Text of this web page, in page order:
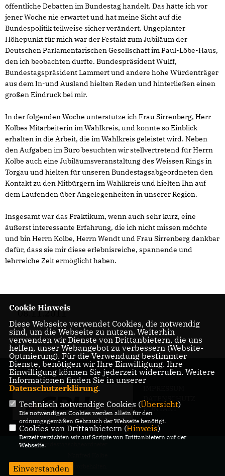
öffentliche Debatten im Bundestag handelt. Das hätte ich vor
jener Woche nie erwartet und hat meine Sicht auf die
Bundespolitik teilweise sicher verändert. Ungeplanter
Höhepunkt für mich war der Festakt zum Jubiläum der
Deutschen Parlamentarischen Gesellschaft im Paul-Löbe-Haus,
den ich beobachten durfte. Bundespräsident Wulff,
Bundestagspräsident Lammert und andere hohe Würdenträger
aus dem In-und Ausland hielten Reden und hinterließen einen
großen Eindruck bei mir.
In der folgenden Woche unterstütze ich Frau Sirrenberg, Herr
Kolbes Mitarbeiterin im Wahlkreis, und konnte so Einblick
erhalten in die Arbeit, die im Wahlkreis geleistet wird. Neben
den Aufgaben im Büro besuchten wir stellvertretend für Herrn
Kolbe auch eine Jubiläumsveranstaltung des Weissen Rings in
Torgau und hielten für unseren Bundestagsabgeordneten den
Kontakt zu den Mitbürgern im Wahlkreis und hielten Ihn auf
dem Laufenden über Angelegenheiten in unserer Region.
Insgesamt war das Praktikum, wenn auch sehr kurz, eine
äußerst interessante Erfahrung, die ich nicht missen möchte
und bin Herrn Kolbe, Herrn Wendt und Frau Sirrenberg dankbar
dafür, dass sie mir diese erlebnisreiche, spannende und
lehrreiche Zeit ermöglicht haben.
08.11.2011
DATENSCHUTZ
KONTAKT
@2026 Bundestagsabgeordneter
Alle Rechte vorbehalten.
Cookie Hinweis
Diese Webseite verwendet Cookies, die notwendig
sind, um die Webseite zu nutzen. Weiterhin
verwenden wir Dienste von Drittanbietern, die uns
helfen, unser Webangebot zu verbessern (Website-
Optmierung). Für die Verwendung bestimmter
Dienste, benötigen wir Ihre Einwilligung. Ihre
Einwilligung können Sie jederzeit widerrufen. Weitere
Informationen finden Sie in unserer
Datenschutzerklärung.
Technisch notwendige Cookies (Übersicht)
Die notwendigen Cookies werden allein für den
ordnungsgemäßen Gebrauch der Webseite benötigt.
Cookies von Drittanbietern (Hinweis)
Derzeit verzichten wir auf Scripte von Drittanbietern auf der
Webseite.
Einverstanden